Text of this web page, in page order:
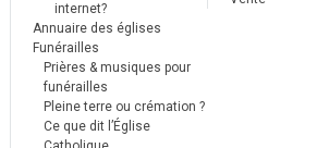
internet?
Annuaire des églises
Funérailles
Prières & musiques pour
funérailles
Pleine terre ou crémation ?
Ce que dit l’Église